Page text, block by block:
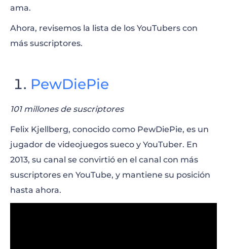
Werevertumorro
ama.
Ahora, revisemos la lista de los YouTubers con
más suscriptores.
PewDiePie
101 millones de suscriptores
Felix Kjellberg, conocido como PewDiePie, es un
jugador de videojuegos sueco y YouTuber. En
2013, su canal se convirtió en el canal con más
suscriptores en YouTube, y mantiene su posición
hasta ahora.